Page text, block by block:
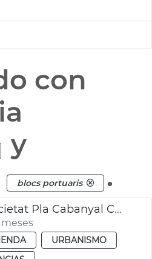
con
y
blocs portuaris .
Balance 2025 Societat Pla Cabanyal Canyamelar
URBANISMO